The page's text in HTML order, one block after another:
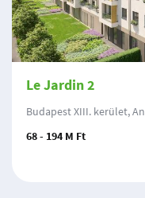
Le Jardin 2
Budapest XIII. kerület,
68 - 194 M Ft